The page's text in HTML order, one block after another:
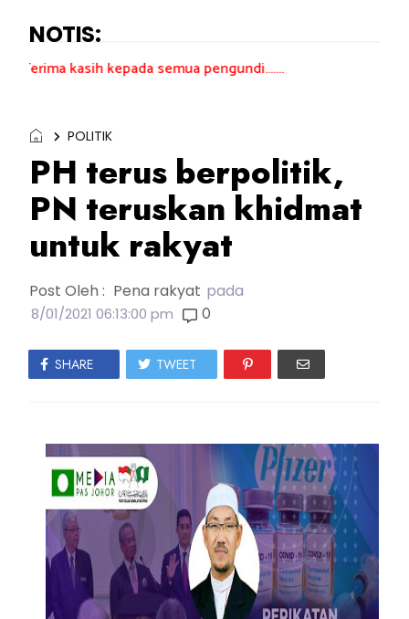
NOTIS:
kepada semua pengundi.......
POLITIK
PH terus berpolitik,
PN teruskan khidmat
untuk rakyat
Post Oleh : Pena rakyat pada
8/01/2021 06:13:00 pm 0
SHARE TWEET